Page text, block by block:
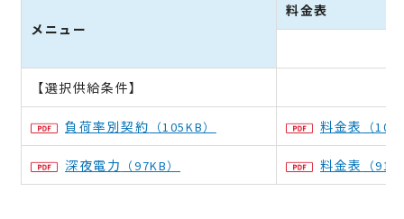
メニュー
料金表
【選択供給条件】
負荷率別契約 （105KB） 料金表 （
深夜電力 （97KB） 料金表 （